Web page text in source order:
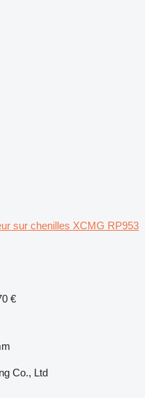
sur chenilles XCMG RP953
€
Co., Ltd